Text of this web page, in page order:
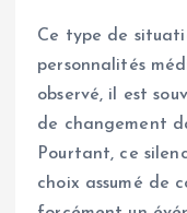
Ce type de
personnalités
observé, il est
de changement
Pourtant, ce
choix assumé de